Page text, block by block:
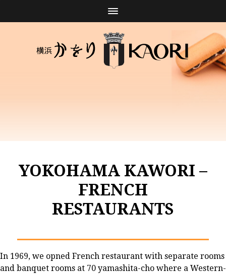
YOKOHAMA KAWORI –
FRENCH
RESTAURANTS
In 1969, we opned French restaurant with separate rooms
and banquet rooms at 70 yamashita-cho where a Western-